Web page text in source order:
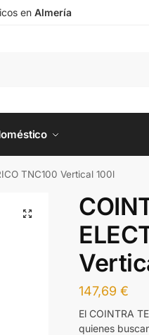
en Almería
TNC100 Vertical 100l
147,69€
El COINTRA
quienes